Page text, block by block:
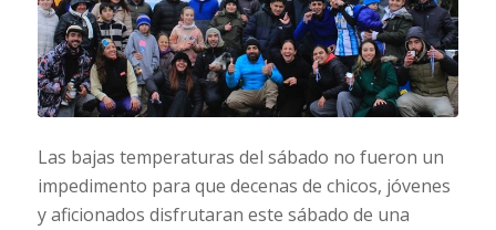
Las bajas temperaturas del sábado no fueron un
impedimento para que decenas de chicos, jóvenes
y aficionados disfrutaran este sábado de una